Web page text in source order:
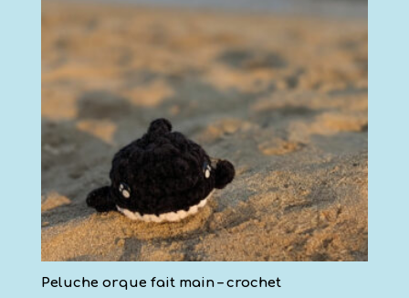
Peluche orque fait main – crochet